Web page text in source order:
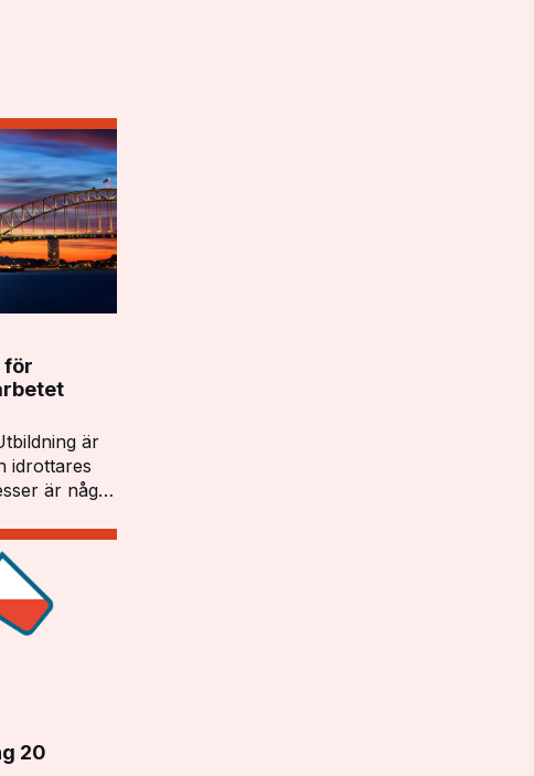
för
är
idrottares
är något
20